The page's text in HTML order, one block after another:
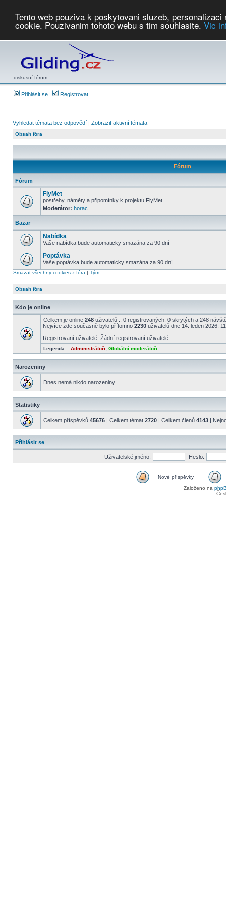
Tento web pouziva k poskytovani sluzeb,
cookie. Pouzivanim tohoto webu s tim souhlasite. Vic
diskusní fórum
Přihlásit se Registrovat
Vyhledat témata bez odpovědí | Zobrazit aktivní témata
Obsah fóra
Fórum
Fórum
FlyMet
postřehy, náměty a připomínky k projektu FlyMet
Moderátor: horac
Bazar
Nabídka
Vaše nabídka bude automaticky smazána za 90 dní
Poptávka
Vaše poptávka bude automaticky smazána za 90 dní
Smazat všechny cookies z fóra | Tým
Obsah fóra
Kdo je online
Celkem je online 248 uživatelů :: 0 registrovaných, 0 skrytých a 248
Nejvíce zde současně bylo přítomno 2230 uživatelů dne 14. leden 2026,
Registrovaní uživatelé: Žádní registrovaní uživatelé
Legenda :: Administrátoři Globální moderátoři
Narozeniny
Dnes nemá nikdo narozeniny
Statistiky
Celkem příspěvků 45676 | Celkem témat 2720 | Celkem členů 4143 |
Přihlásit se
Uživatelské jméno: Heslo:
Nové příspěvky
Založeno na